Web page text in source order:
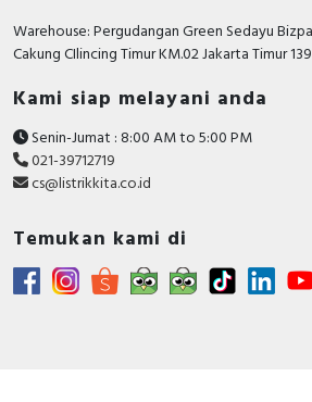
Warehouse: Pergudangan Green Sedayu
Cakung CIlincing Timur KM.02 Jakarta Timur
Kami siap melayani anda
Senin-Jumat : 8:00 AM to 5:00 PM
021-39712719
cs@listrikkita.co.id
Temukan kami di